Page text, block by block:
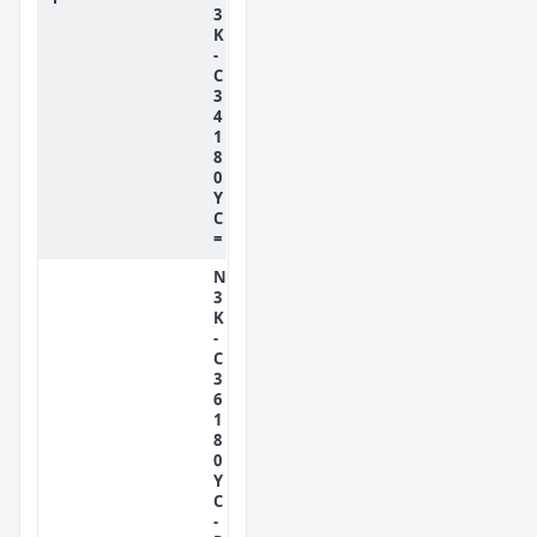
3
K
-
C
3
4
1
8
0
Y
C
=
N
3
K
-
C
3
6
1
8
0
Y
C
-